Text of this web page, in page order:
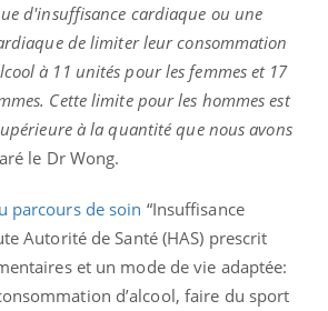
d'insuffisance cardiaque ou une
de limiter leur consommation
à 11 unités pour les femmes et 17
Cette limite pour les hommes est
à la quantité que nous avons
le Dr Wong.
parcours de soin “Insuffisance
Autorité de Santé (HAS) prescrit
et un mode de vie adaptée:
d’alcool, faire du sport